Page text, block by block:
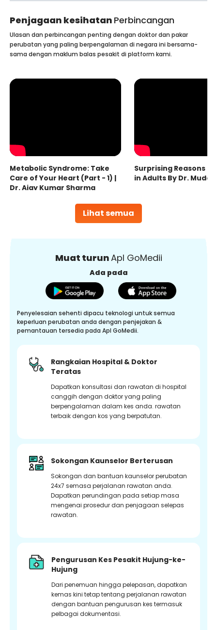
Penjagaan kesihatan Perbincangan
Lihat semua
Ulasan dan perbincangan penting dengan doktor dan pakar
perubatan yang paling berpengalaman di negara ini bersama-
sama dengan maklum balas pesakit di platform kami.
Metabolic Syndrome: Take
Care of Your Heart (Part - 1) |
Dr. Ajay Kumar Sharma
Surprising Reasons
in Adults By Dr.
Muat turunApl GoMedii
Ada pada
Penyelesaian sehenti dipacu teknologi untuk semua
keperluan perubatan anda dengan penjejakan &
pemantauan tersedia pada Apl GoMedii.
Rangkaian Hospital & Doktor
Teratas
Dapatkan konsultasi dan rawatan di hospital
canggih dengan doktor yang paling
berpengalaman dalam kes anda. rawatan
terbaik dengan kos yang berpatutan.
Sokongan Kaunselor Berterusan
Sokongan dan bantuan kaunselor perubatan
24x7 semasa perjalanan rawatan anda.
Dapatkan perundingan pada setiap masa
mengenai prosedur dan penjagaan selepas
rawatan.
Pengurusan Kes Pesakit Hujung-ke-
Hujung
Dari penemuan hingga pelepasan, dapatkan
kemas kini tetap tentang perjalanan rawatan
dengan bantuan pengurusan kes termasuk
pelbagai dokumentasi.